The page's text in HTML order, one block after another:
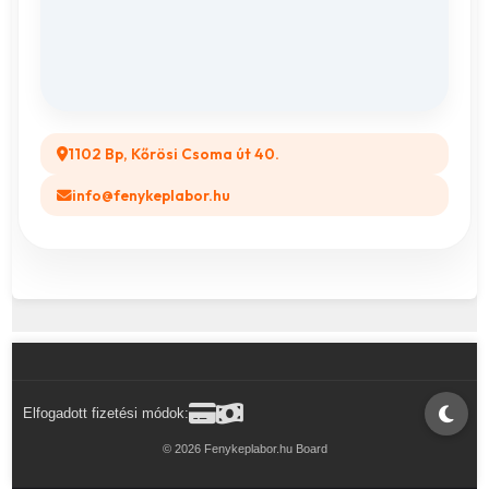
1102 Bp, Kőrösi Csoma út 40.
info@fenykeplabor.hu
Elfogadott fizetési módok:
© 2026 Fenykeplabor.hu Board